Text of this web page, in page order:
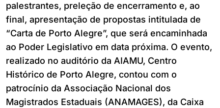
palestrantes, preleção de encerramento e, ao
final, apresentação de propostas intitulada de
“Carta de Porto Alegre”, que será encaminhada
ao Poder Legislativo em data próxima. O evento,
realizado no auditório da AIAMU, Centro
Histórico de Porto Alegre, contou com o
patrocínio da Associação Nacional dos
Magistrados Estaduais (ANAMAGES), da Caixa